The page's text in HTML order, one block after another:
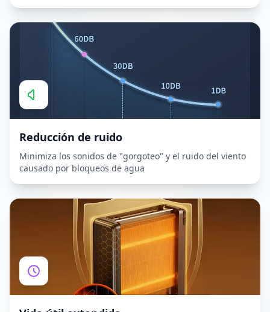
Reducción de ruido
Minimiza los sonidos de "gorgoteo" y el ruido del viento
causado por bloqueos de agua